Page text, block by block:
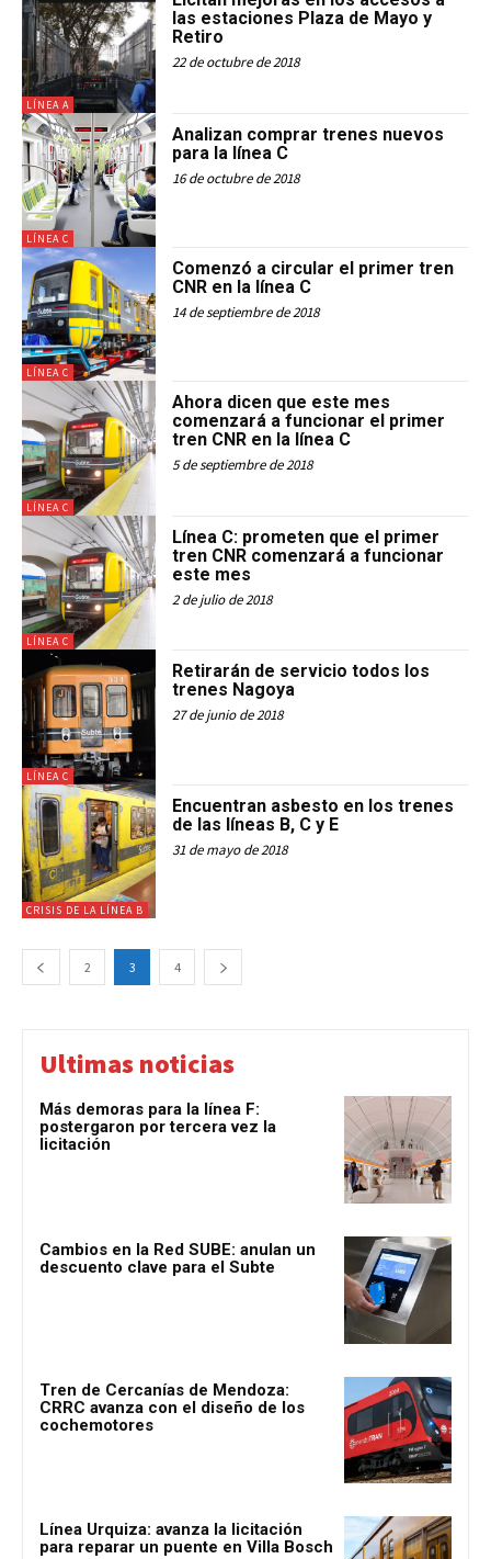
LÍNEA A
las estaciones Plaza de Mayo y
Retiro
22 de octubre de 2018
LÍNEA C
Analizan comprar trenes nuevos
para la línea C
16 de octubre de 2018
LÍNEA C
Comenzó a circular el primer tren
CNR en la línea C
14 de septiembre de 2018
LÍNEA C
Ahora dicen que este mes
comenzará a funcionar el primer
tren CNR en la línea C
5 de septiembre de 2018
LÍNEA C
Línea C: prometen que el primer
tren CNR comenzará a funcionar
este mes
2 de julio de 2018
LÍNEA C
Retirarán de servicio todos los
trenes Nagoya
27 de junio de 2018
CRISIS DE LA LÍNEA B
Encuentran asbesto en los trenes
de las líneas B, C y E
31 de mayo de 2018
2 3 4
Ultimas noticias
Más demoras para la línea F:
postergaron por tercera vez la
licitación
Cambios en la Red SUBE: anulan un
descuento clave para el Subte
Tren de Cercanías de Mendoza:
CRRC avanza con el diseño de los
cochemotores
Línea Urquiza: avanza la licitación
para reparar un puente en Villa Bosch